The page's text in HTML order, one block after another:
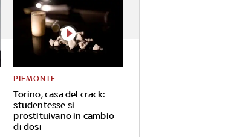
Torino, casa del crack:
studentesse si
prostituivano in cambio
di dosi
PIEMONTE